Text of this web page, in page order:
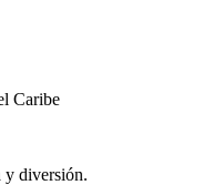
y diversión.